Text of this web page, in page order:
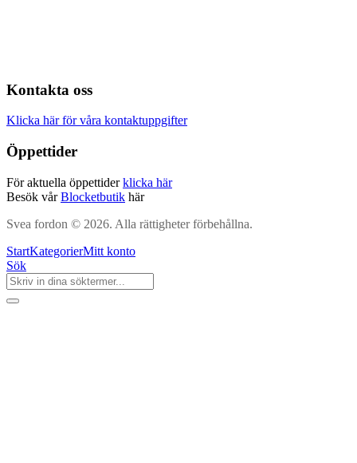
Kontakta oss
Klicka här för våra kontaktuppgifter
Öppettider
För aktuella öppettiderklicka här
Besök vårBlocketbutik här
Svea fordon © 2026. Alla rättigheter förbehållna.
StartKategorierMitt konto
Sök